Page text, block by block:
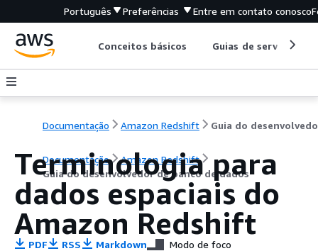
Português Preferências Entre em contato conosco
Conceitos básicos Guias de serviço
Documentação Amazon Redshift
Documentação
Amazon Redshift
Guia do desenvolvedor de banco de dados
Terminologia para
dados espaciais do
Amazon Redshift
PDF RSS Markdown Modo de foco